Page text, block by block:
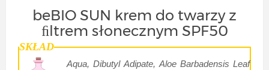
beBIO SUN krem do twarzy z
ﬁltrem słonecznym SPF50
SKŁAD
Aqua, Dibutyl Adipate, Aloe Barbadensis Leaf